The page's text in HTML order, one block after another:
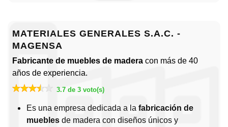
MATERIALES GENERALES S.A.C. -
MAGENSA
Fabricante de muebles de madera con más de 40
años de experiencia.
3.7 de 3 voto(s)
Es una empresa dedicada a la fabricación de
muebles de madera con diseños únicos y